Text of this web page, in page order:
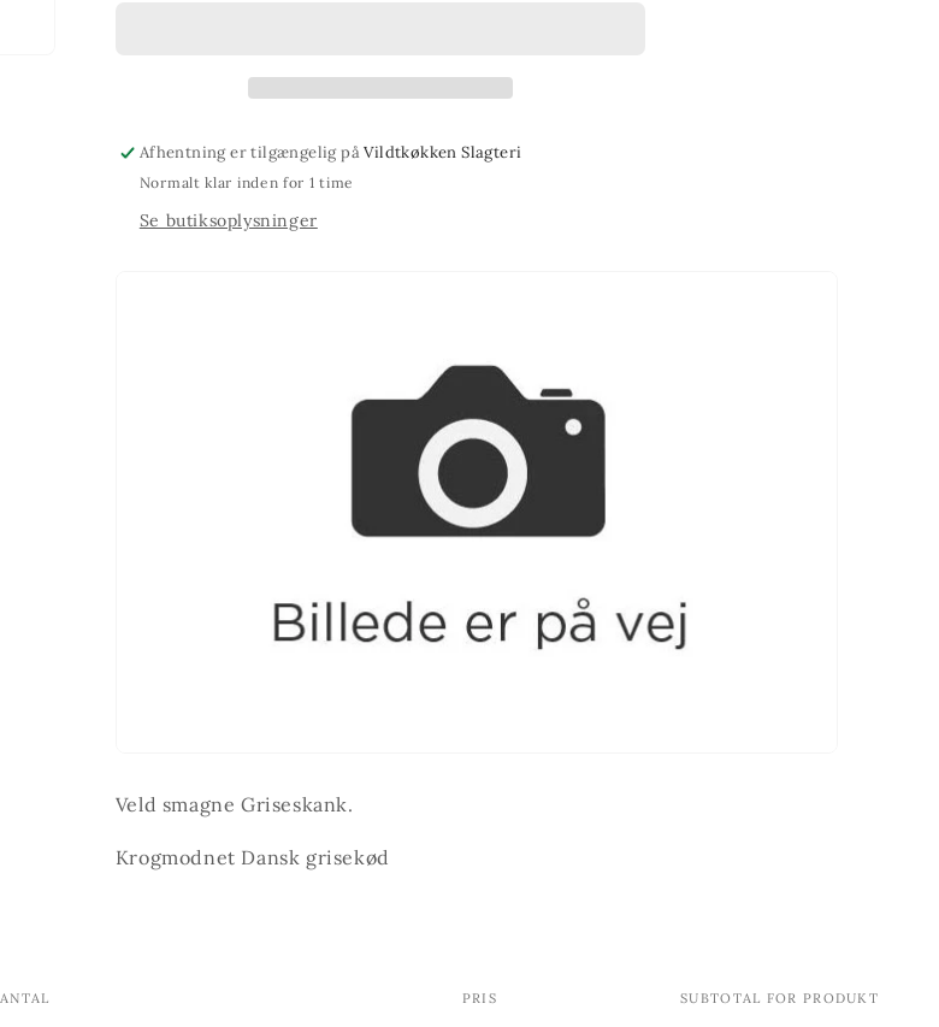
Afhentning er tilgængelig påVildtkøkken Slagteri
Normalt klar inden for 1 time
Se butiksoplysninger
Veld smagne Griseskank.
Krogmodnet Dansk grisekød
ANTAL PRIS SUBTOTAL FOR PRODUKT